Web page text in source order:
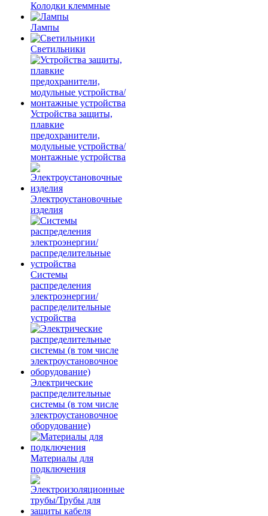
Колодки клеммные
Лампы
Светильники
Устройства защиты,
плавкие
предохранители,
модульные устройства/
монтажные устройства
Электроустановочные
изделия
Системы
распределения
электроэнергии/
распределительные
устройства
Электрические
распределительные
системы (в том числе
электроустановочное
оборудование)
Материалы для
подключения